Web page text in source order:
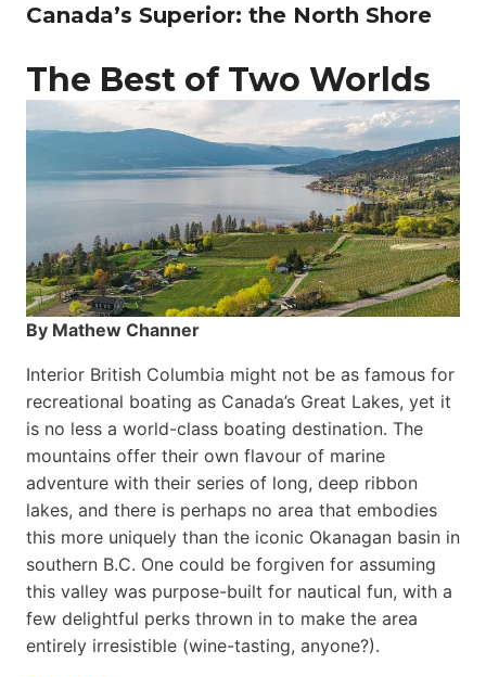
Canada’s Superior: the North Shore
The Best of Two Worlds
By Mathew Channer
Interior British Columbia might not be as famous for
recreational boating as Canada’s Great Lakes, yet it
is no less a world-class boat­ing destination. The
mountains offer their own flavour of marine
adventure with their series of long, deep ribbon
lakes, and there is perhaps no area that embodies
this more uniquely than the iconic Okanagan basin in
southern B.C. One could be forgiven for assuming
this valley was purpose-built for nautical fun, with a
few delightful perks thrown in to make the area
entirely irresistible (wine-tasting, anyone?).